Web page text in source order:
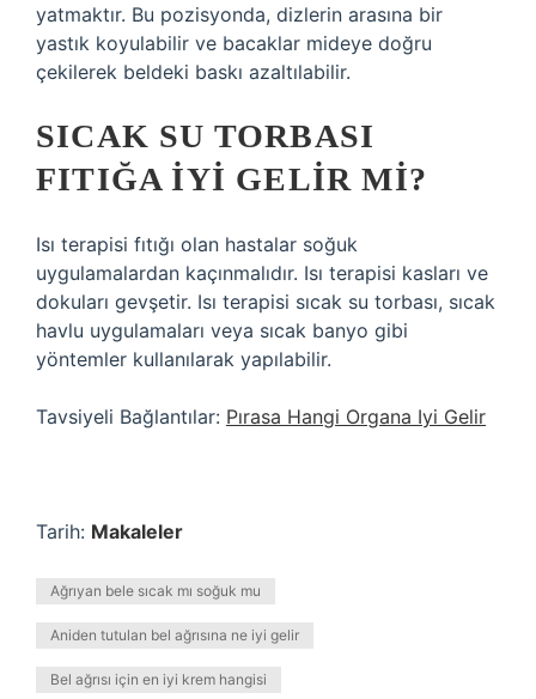
yatmaktır. Bu pozisyonda, dizlerin arasına bir
yastık koyulabilir ve bacaklar mideye doğru
çekilerek beldeki baskı azaltılabilir.
SICAK SU TORBASI
FITIĞA IYI GELIR MI?
Isı terapisi fıtığı olan hastalar soğuk
uygulamalardan kaçınmalıdır. Isı terapisi kasları ve
dokuları gevşetir. Isı terapisi sıcak su torbası, sıcak
havlu uygulamaları veya sıcak banyo gibi
yöntemler kullanılarak yapılabilir.
Tavsiyeli Bağlantılar: Pırasa Hangi Organa Iyi Gelir
Tarih: Makaleler
Ağrıyan bele sıcak mı soğuk mu
Aniden tutulan bel ağrısına ne iyi gelir
Bel ağrısı için en iyi krem hangisi